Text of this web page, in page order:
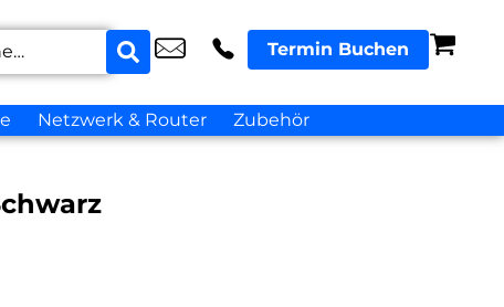
Termin Buchen
Netzwerk & Router Zubehör